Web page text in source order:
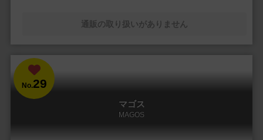
通販の取り扱いがありません
No.29
マゴス
MAGOS